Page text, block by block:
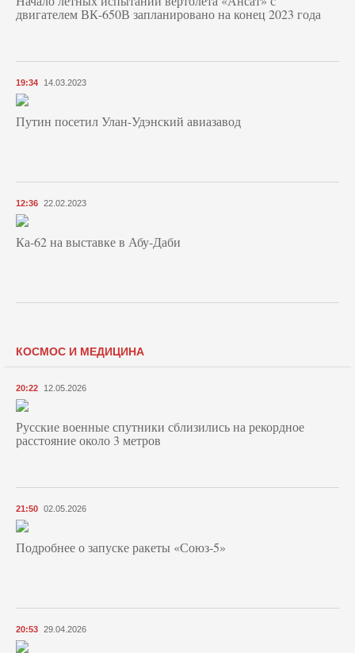
двигателем ВК-650В запланировано на конец 2023 года
19:34 14.03.2023
Путин посетил Улан-Удэнский авиазавод
12:36 22.02.2023
Ка-62 на выставке в Абу-Даби
КОСМОС И МЕДИЦИНА
20:22 12.05.2026
Русские военные спутники сблизились на рекордное
расстояние около 3 метров
21:50 02.05.2026
Подробнее о запуске ракеты «Союз‑5»
20:53 29.04.2026